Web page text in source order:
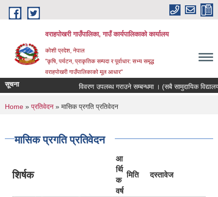
Skip to main content
वराहपोखरी गाउँपालिका, गाउँ कार्यपालिकाको कार्यालय
कोशी प्रदेश, नेपाल
"कृषि, पर्यटन, प्राकृतिक सम्पदा र पूर्वाधार: सभ्य समृद्ध
वराहपोखरी गाउँपालिकाको मूल आधार"
सूचना विवरण उपलब्ध गराउने सम्बन्धमा । (सबै सामुदायिक
You are here
Home » प्रतिवेदन » मासिक प्रगति प्रतिवेदन
मासिक प्रगति प्रतिवेदन
शिर्षक
आ
र्थि
क
वर्ष
मिति दस्तावेज